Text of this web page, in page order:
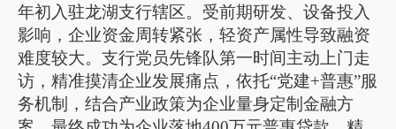
年初入驻龙湖支行辖区。受前期研发、设备投入
影响，企业资金周转紧张，轻资产属性导致融资
难度较大。支行党员先锋队第一时间主动上门走
访，精准摸清企业发展痛点，依托“党建+普惠”服
务机制，结合产业政策为企业量身定制金融方